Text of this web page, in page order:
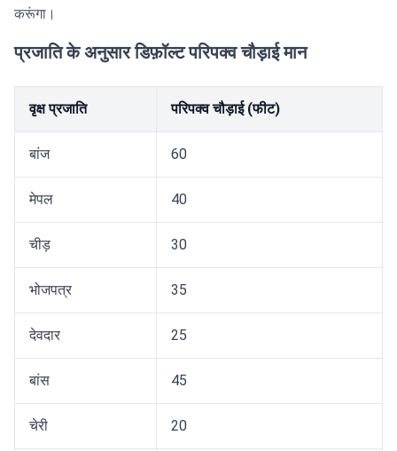
करूंगा।
प्रजाति के अनुसार डिफ़ॉल्ट परिपक्व चौड़ाई मान
वृक्ष प्रजाति परिपक्व चौड़ाई (फीट)
बांज 60
मेपल 40
चीड़ 30
भोजपत्र 35
देवदार 25
बांस 45
चेरी 20